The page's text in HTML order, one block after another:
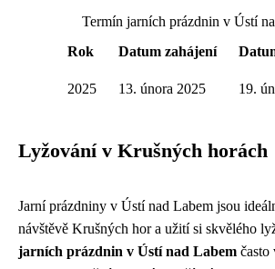
Termín jarních prázdnin v Ústí
Rok
Datum zahájení
2025 13. února 2025 19.
Lyžování v Krušných horách
Jarní prázdniny v Ústí nad Labem jsou
návštěvě Krušných hor a užití si skvělého
jarních prázdnin v Ústí nad Labem často